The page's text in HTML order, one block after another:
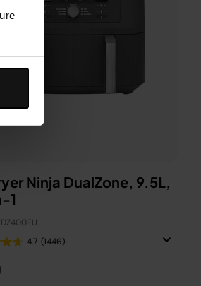
Ninja DualZone, 9.5L,
1
4.7 (1446)